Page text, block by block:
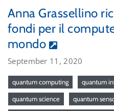
Anna Grassellino
fondi per il
mondo
September 11, 2020
quantum computing quantum
quantum science quantum